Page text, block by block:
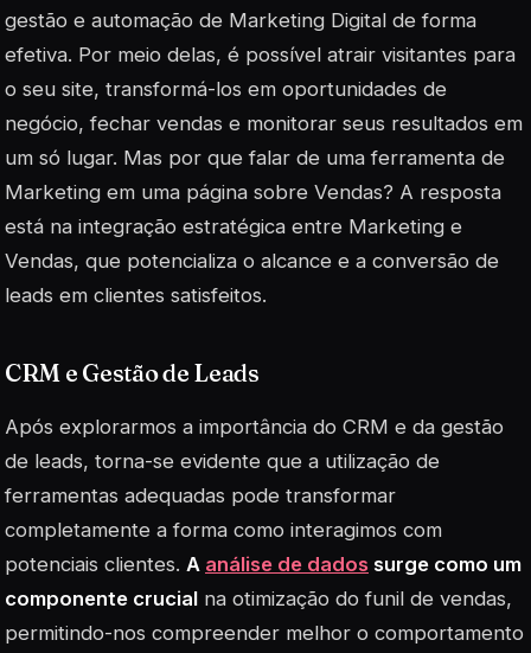
gestão e automação de Marketing Digital de forma
efetiva. Por meio delas, é possível atrair visitantes para
o seu site, transformá-los em oportunidades de
negócio, fechar vendas e monitorar seus resultados em
um só lugar. Mas por que falar de uma ferramenta de
Marketing em uma página sobre Vendas? A resposta
está na integração estratégica entre Marketing e
Vendas, que potencializa o alcance e a conversão de
leads em clientes satisfeitos.
CRM e Gestão de Leads
Após explorarmos a importância do CRM e da gestão
de leads, torna-se evidente que a utilização de
ferramentas adequadas pode transformar
completamente a forma como interagimos com
potenciais clientes. A análise de dados surge como um
componente crucial na otimização do funil de vendas,
permitindo-nos compreender melhor o comportamento